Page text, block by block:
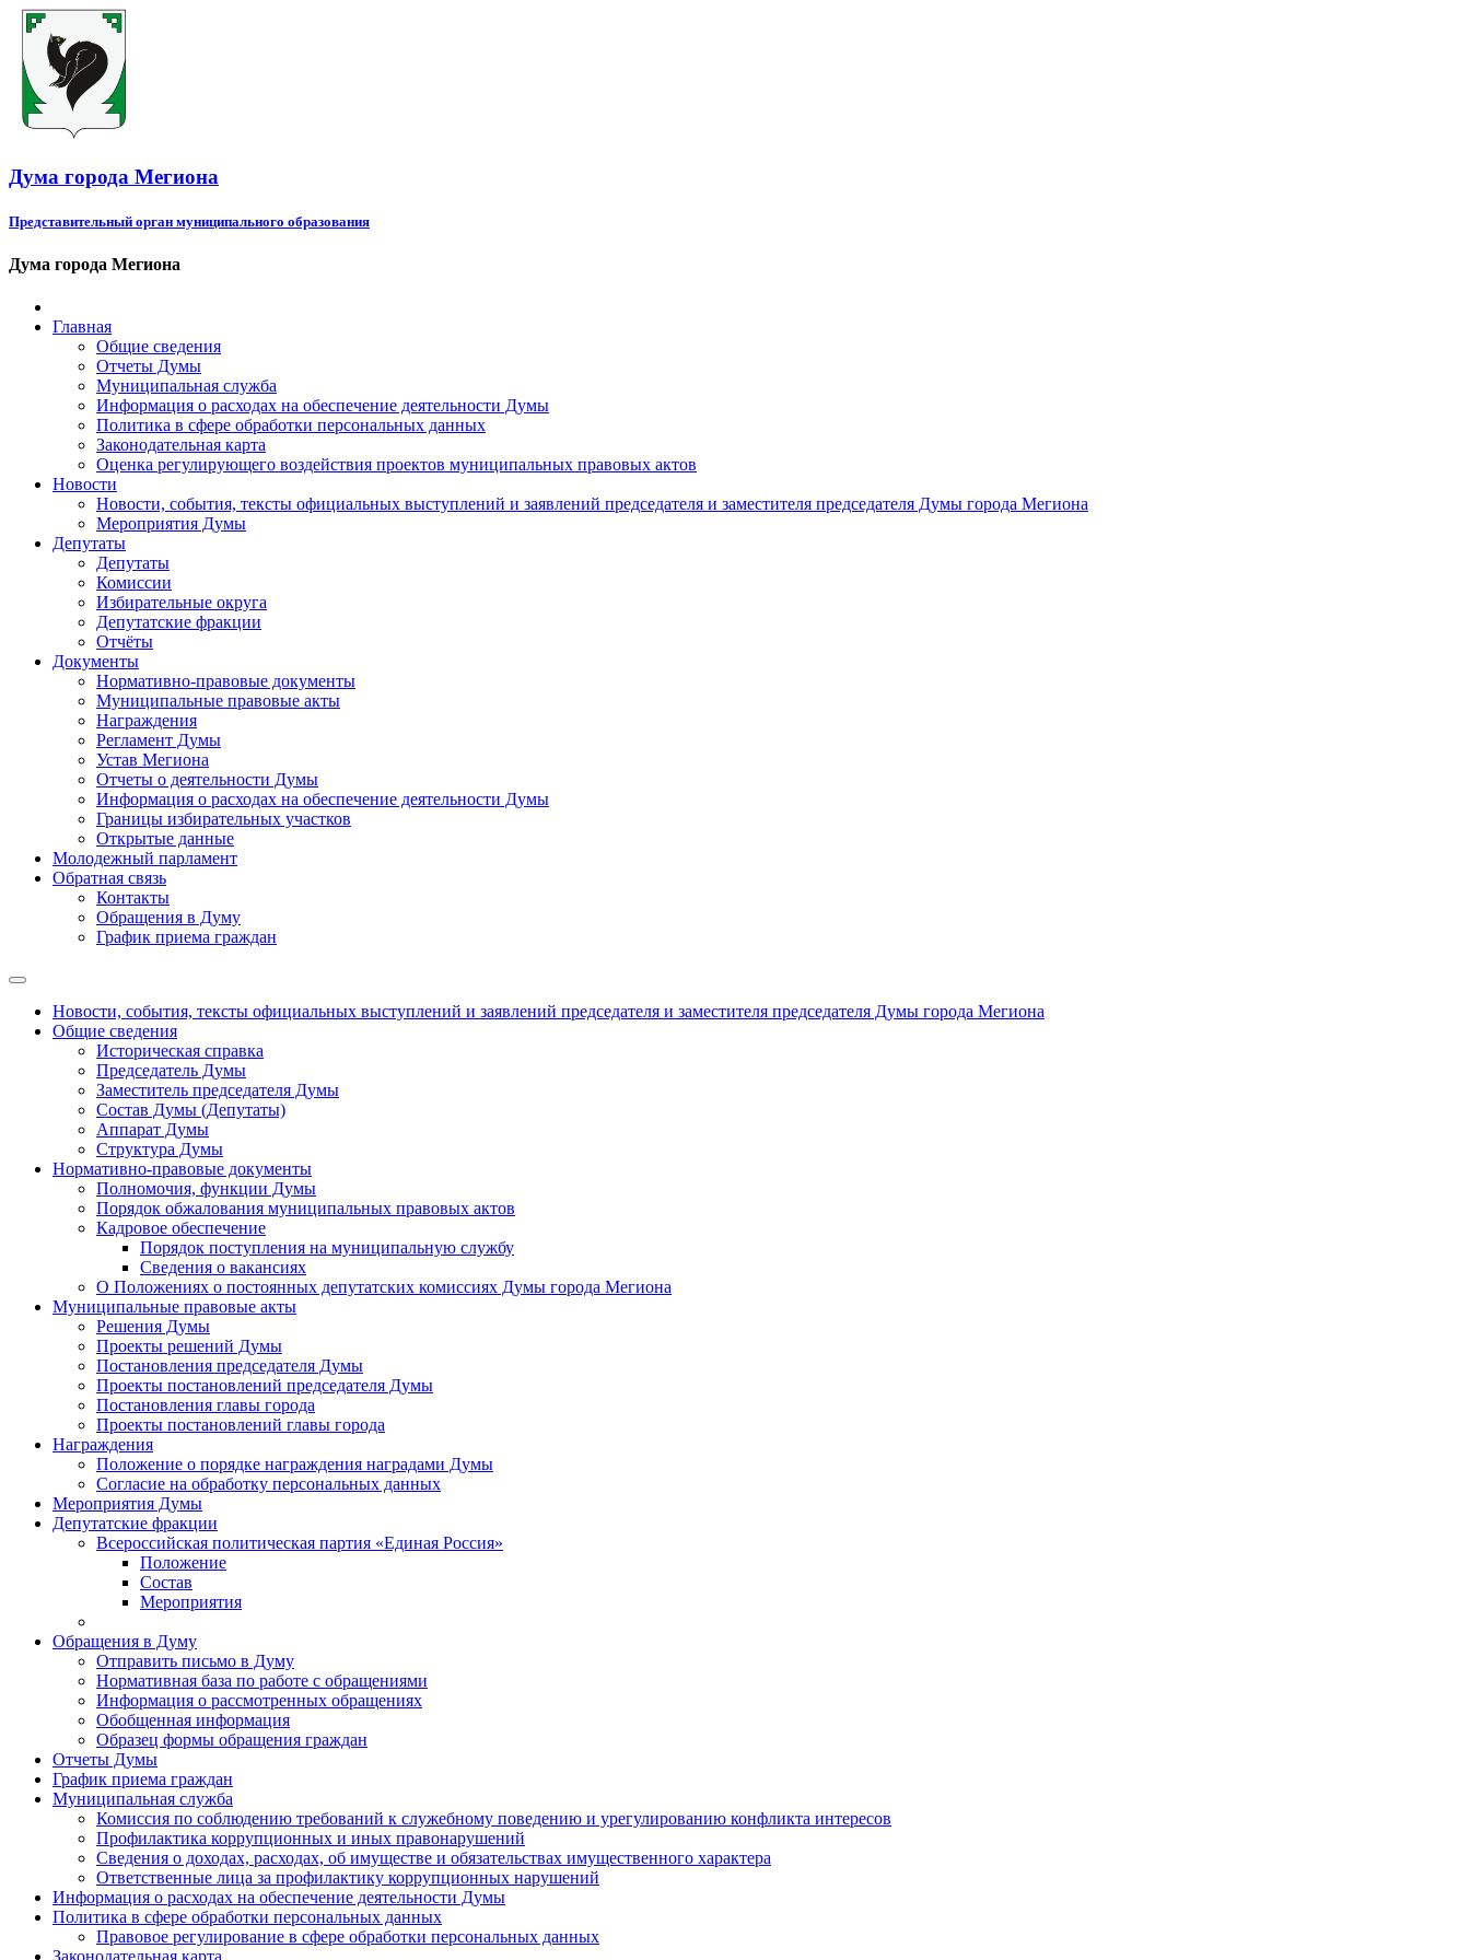
Дума города Мегиона
Представительный орган муниципального образования
Дума города Мегиона
Главная
Общие сведения
Отчеты Думы
Муниципальная служба
Информация о расходах на обеспечение деятельности Думы
Политика в сфере обработки персональных данных
Законодательная карта
Оценка регулирующего воздействия проектов муниципальных правовых актов
Новости
Новости, события, тексты официальных выступлений и заявлений председателя и заместителя председателя Думы города Мегиона
Мероприятия Думы
Депутаты
Депутаты
Комиссии
Избирательные округа
Депутатские фракции
Отчёты
Документы
Нормативно-правовые документы
Муниципальные правовые акты
Награждения
Регламент Думы
Устав Мегиона
Отчеты о деятельности Думы
Информация о расходах на обеспечение деятельности Думы
Границы избирательных участков
Открытые данные
Молодежный парламент
Обратная связь
Контакты
Обращения в Думу
График приема граждан
Новости, события, тексты официальных выступлений и заявлений председателя и заместителя председателя Думы города Мегиона
Общие сведения
Историческая справка
Председатель Думы
Заместитель председателя Думы
Состав Думы (Депутаты)
Аппарат Думы
Структура Думы
Нормативно-правовые документы
Полномочия, функции Думы
Порядок обжалования муниципальных правовых актов
Кадровое обеспечение
Порядок поступления на муниципальную службу
Сведения о вакансиях
О Положениях о постоянных депутатских комиссиях Думы города Мегиона
Муниципальные правовые акты
Решения Думы
Проекты решений Думы
Постановления председателя Думы
Проекты постановлений председателя Думы
Постановления главы города
Проекты постановлений главы города
Награждения
Положение о порядке награждения наградами Думы
Согласие на обработку персональных данных
Мероприятия Думы
Депутатские фракции
Всероссийская политическая партия «Единая Россия»
Положение
Состав
Мероприятия
Обращения в Думу
Отправить письмо в Думу
Нормативная база по работе с обращениями
Информация о рассмотренных обращениях
Обобщенная информация
Образец формы обращения граждан
Отчеты Думы
График приема граждан
Муниципальная служба
Комиссия по соблюдению требований к служебному поведению и урегулированию конфликта интересов
Профилактика коррупционных и иных правонарушений
Сведения о доходах, расходах, об имуществе и обязательствах имущественного характера
Ответственные лица за профилактику коррупционных нарушений
Информация о расходах на обеспечение деятельности Думы
Политика в сфере обработки персональных данных
Правовое регулирование в сфере обработки персональных данных